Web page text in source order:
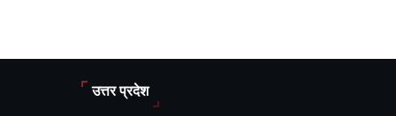
उत्तर प्रदेश